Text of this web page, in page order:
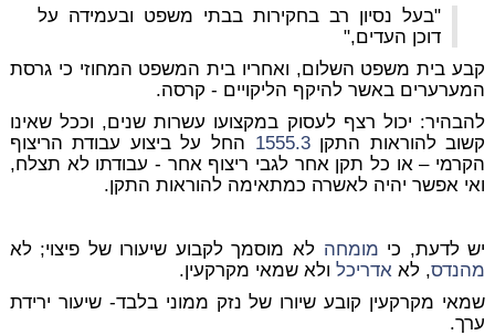
"בעל נסיון רב בחקירות בבתי משפט ובעמידה על
דוכן העדים,"
קבע בית משפט השלום, ואחריו בית המשפט המחוזי כי גרסת
המערערים באשר להיקף הליקויים - קרסה.
להבהיר: יכול רצף לעסוק במקצועו עשרות שנים, וככל שאינו
קשוב להוראות התקן1555.3 החל על ביצוע עבודת הריצוף
הקרמי – או כל תקן אחר לגבי ריצוף אחר - עבודתו לא תצלח,
ואי אפשר יהיה לאשרה כמתאימה להוראות התקן.
יש לדעת, כי מומחה לא מוסמך לקבוע שיעורו של פיצוי; לא
מהנדס, לא אדריכלולא שמאי מקרקעין.
שמאי מקרקעין קובע שיורו של נזק ממוני בלבד- שיעור ירידת
ערך.